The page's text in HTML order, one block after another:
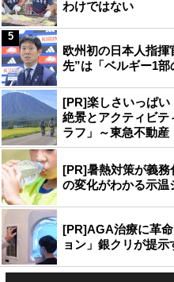
わけではない
欧州初の日本人指
先”は「ベルギー1
5
[PR]楽しさいっぱい
絶景とアクティビテ
ラフ」～東急不動産
[PR]暑熱対策が義務
の変化がわかる示温
[PR]AGA治療に革
ョン」銀クリが提